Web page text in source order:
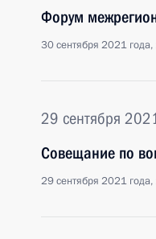
Форум
30 сентября 2021
29 сентября
Совещание по
29 сентября 2021